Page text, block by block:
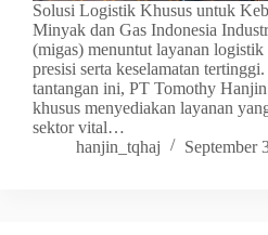
Solusi Logistik Khusus untuk
Minyak dan Gas Indonesia
(migas) menuntut layanan
presisi serta keselamatan
tantangan ini, PT Tomothy Hanjin
khusus menyediakan layanan
sektor vital…
hanjin_tqhaj
September